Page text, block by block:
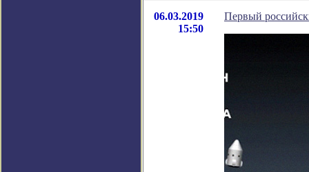
06.03.2019
15:50
Первый